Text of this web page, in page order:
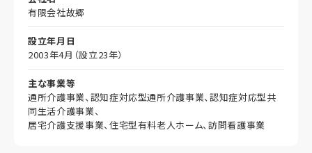
有限会社故郷
設立年月日
2003年4月（設立23年）
主な事業等
通所介護事業、認知症対応型通所介護事業、認知症対応型共
同生活介護事業、
居宅介護支援事業、住宅型有料老人ホーム、訪問看護事業